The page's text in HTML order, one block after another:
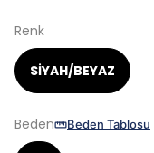
Renk
SİYAH/BEYAZ
Beden Beden Tablosu